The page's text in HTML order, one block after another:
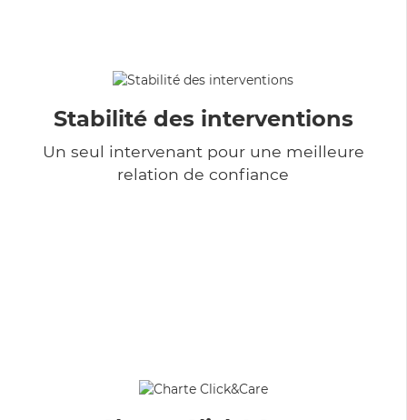
Stabilité des interventions
Un seul intervenant pour une meilleure
relation de confiance